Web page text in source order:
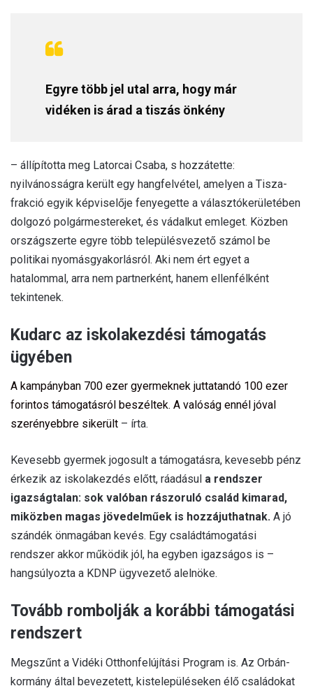
Egyre több jel utal arra, hogy már
vidéken is árad a tiszás önkény
– állípította meg Latorcai Csaba, s hozzátette:
nyilvánosságra került egy hangfelvétel, amelyen a Tisza-
frakció egyik képviselője fenyegette a választókerületében
dolgozó polgármestereket, és vádalkut emleget. Közben
országszerte egyre több településvezető számol be
politikai nyomásgyakorlásról. Aki nem ért egyet a
hatalommal, arra nem partnerként, hanem ellenfélként
tekintenek.
Kudarc az iskolakezdési támogatás
ügyében
A kampányban 700 ezer gyermeknek juttatandó 100 ezer
forintos támogatásról beszéltek. A valóság ennél jóval
szerényebbre sikerült – írta.
Kevesebb gyermek jogosult a támogatásra, kevesebb pénz
érkezik az iskolakezdés előtt, ráadásul a rendszer
igazságtalan: sok valóban rászoruló család kimarad,
miközben magas jövedelműek is hozzájuthatnak. A jó
szándék önmagában kevés. Egy családtámogatási
rendszer akkor működik jól, ha egyben igazságos is –
hangsúlyozta a KDNP ügyvezető alelnöke.
Tovább rombolják a korábbi támogatási
rendszert
Megszűnt a Vidéki Otthonfelújítási Program is. Az Orbán-
kormány által bevezetett, kistelepüléseken élő családokat